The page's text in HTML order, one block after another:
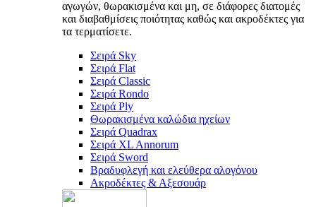
αγωγών, θωρακισμένα και μη, σε διάφορες διατομές
και διαβαθμίσεις ποιότητας καθώς και ακροδέκτες για
τα τερματίσετε.
Σειρά Sky
Σειρά Flat
Σειρά Classic
Σειρά Rondo
Σειρά Ply
Θωρακισμένα καλώδια ηχείων
Σειρά Quadrax
Σειρά XL Annorum
Σειρά Sword
Βραδυφλεγή και ελεύθερα αλογόνου
Ακροδέκτες & Αξεσουάρ